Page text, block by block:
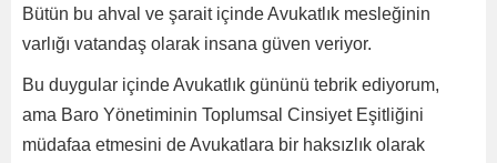
Bütün bu ahval ve şarait içinde Avukatlık mesleğinin
varlığı vatandaş olarak insana güven veriyor.
Bu duygular içinde Avukatlık gününü tebrik ediyorum,
ama Baro Yönetiminin Toplumsal Cinsiyet Eşitliğini
müdafaa etmesini de Avukatlara bir haksızlık olarak